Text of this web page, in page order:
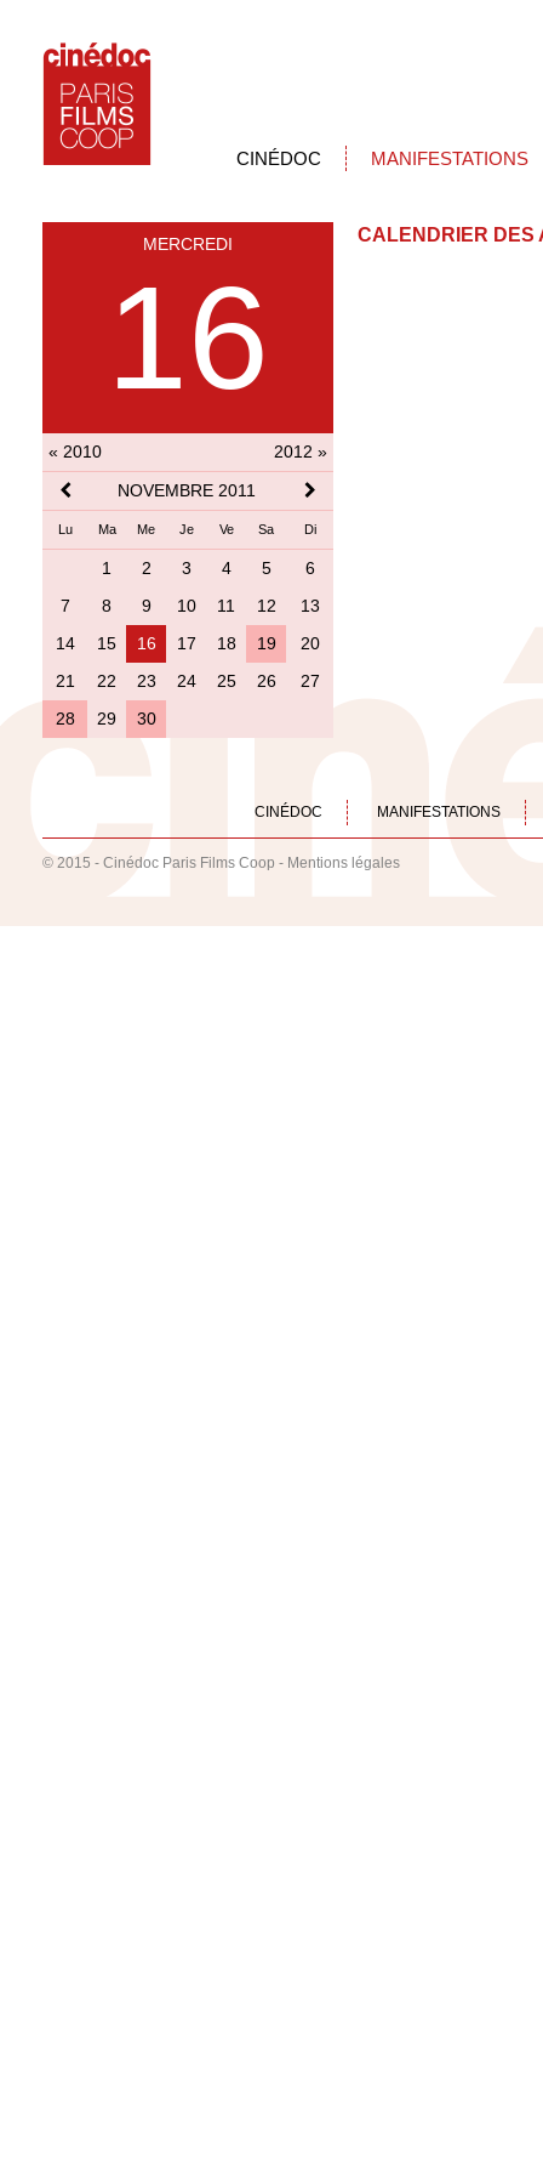
CINÉDOC MANIFESTATIONS
MERCREDI
16
« 2010
2012 »
NOVEMBRE 2011
Lu Ma Me Je Ve Sa Di
1 2 3 4 5
6
7
8 9 10 11 12
13
14
15 16 17 18 19
20
21
22 23 24 25 26
27
28
29 30
CALENDRIER DES
CINÉDOC MANIFESTATIONS
© 2015 - Cinédoc Paris Films Coop - Mentions légales